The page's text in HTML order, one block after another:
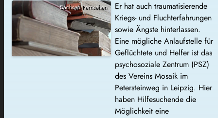
Sachsen Fernsehen
Er hat auch traumatisierende
Kriegs- und Fluchterfahrungen
sowie Ängste hinterlassen.
Eine mögliche Anlaufstelle für
Geflüchtete und Helfer ist das
psychosoziale Zentrum (PSZ)
des Vereins Mosaik im
Petersteinweg in Leipzig. Hier
haben Hilfesuchende die
Möglichkeit eine